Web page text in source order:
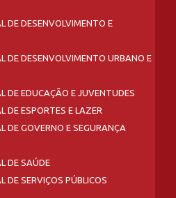
DE DESENVOLVIMENTO E
DE DESENVOLVIMENTO URBANO E
DE EDUCAÇÃO E JUVENTUDES
DE ESPORTES E LAZER
DE GOVERNO E SEGURANÇA
DE SAÚDE
DE SERVIÇOS PÚBLICOS